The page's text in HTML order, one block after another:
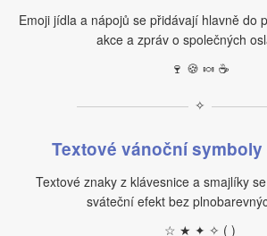
Emoji jídla a nápojů se přidávají hlavně do
akce a zpráv o společných
🍷 🍪 🍬 ☕
✧
Textové vánoční
Textové znaky z klávesnice a smajlíky
sváteční efekt bez
☆ ★ ✦ ✧ ( )